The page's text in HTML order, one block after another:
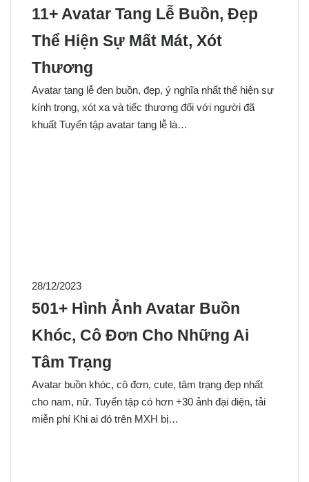
11+ Avatar Tang Lễ Buồn, Đẹp
Thể Hiện Sự Mất Mát, Xót
Thương
Avatar tang lễ đen buồn, đẹp, ý nghĩa nhất thể hiện sự
kính trọng, xót xa và tiếc thương đối với người đã
khuất Tuyển tập avatar tang lễ là…
28/12/2023
501+ Hình Ảnh Avatar Buồn
Khóc, Cô Đơn Cho Những Ai
Tâm Trạng
Avatar buồn khóc, cô đơn, cute, tâm trạng đẹp nhất
cho nam, nữ. Tuyển tập có hơn +30 ảnh đại diện, tải
miễn phí Khi ai đó trên MXH bị…